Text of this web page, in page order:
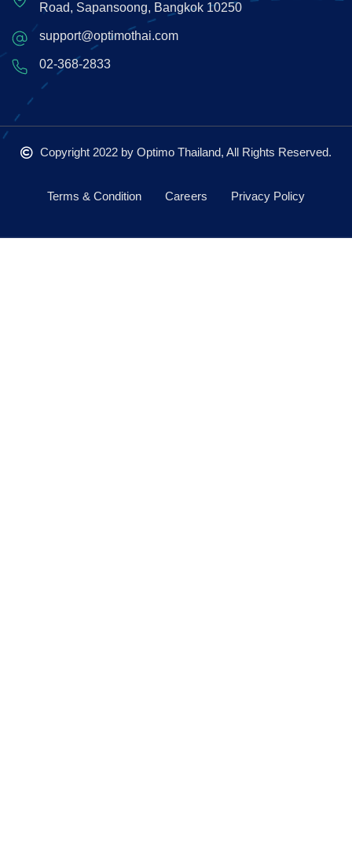
Road, Sapansoong, Bangkok 10250
support@optimothai.com
02-368-2833
Copyright 2022 by Optimo Thailand, All Rights Reserved.
Terms & Condition Careers Privacy Policy